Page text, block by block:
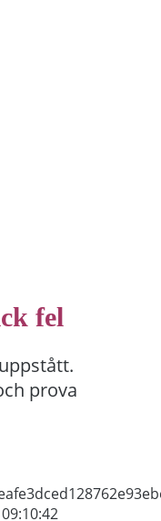
fel
prova